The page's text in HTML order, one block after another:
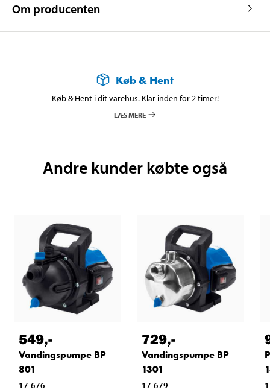
Om producenten
Køb & Hent
Køb & Hent i dit varehus. Klar inden for 2 timer!
LÆS MERE
Andre kunder købte også
549,-
Vandingspumpe BP
801
17-676
729,-
Vandingspumpe BP
1301
17-679